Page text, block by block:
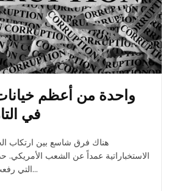
واحدة من أعظم خيانات
في
هناك فرق شاسع بين ارتكاب
الاستخباراتية عمداً عن الشعب الأمريكي.
التي رفعت عنها السرية لا تصف...